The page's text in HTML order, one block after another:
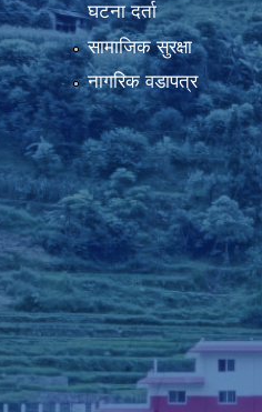
घटना दर्ता
सामाजिक सुरक्षा
नागरिक वडापत्र